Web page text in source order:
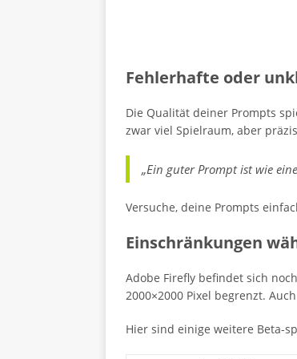
Fehlerhafte oder
Die Qualität deiner Prompts
zwar viel Spielraum, aber
„Ein guter Prompt ist wie
Versuche, deine Prompts
Einschränkungen
Adobe Firefly befindet sich
2000×2000 Pixel begrenzt.
Hier sind einige weitere Beta-